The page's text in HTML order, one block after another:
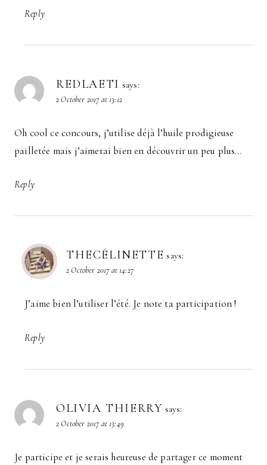
Reply
REDLAETI says:
2 October 2017 at 13:12
Oh cool ce concours, j’utilise déjà l’huile prodigieuse
pailletée mais j’aimerai bien en découvrir un peu plus…
Reply
THECÉLINETTE says:
2 October 2017 at 14:27
J’aime bien l’utiliser l’été. Je note ta participation !
Reply
OLIVIA THIERRY says:
2 October 2017 at 13:49
Je participe et je serais heureuse de partager ce moment